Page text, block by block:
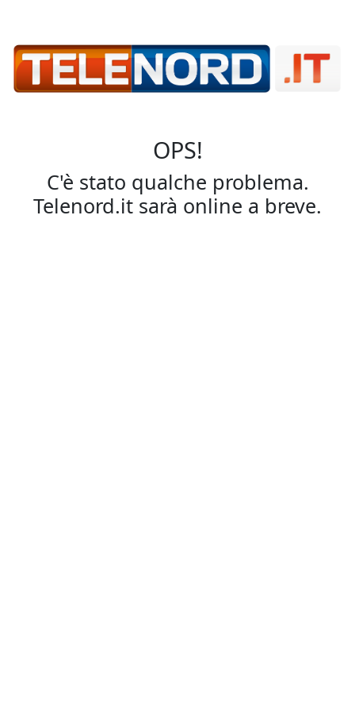
OPS!
C'è stato qualche problema.
Telenord.it sarà online a breve.